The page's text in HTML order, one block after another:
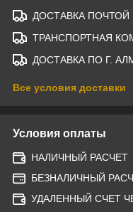
ДОСТАВКА ПОЧТОЙ
ТРАНСПОРТНАЯ
ДОСТАВКА ПО Г.
Все условия доставки
Условия оплаты
НАЛИЧНЫЙ РАСЧЕТ
БЕЗНАЛИЧНЫЙ
УДАЛЕННЫЙ СЧЕТ